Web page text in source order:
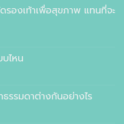
องเท้าเพื่อสุขภาพ แทนที่จะ
ไหน
รรมดาต่างกันอย่างไร